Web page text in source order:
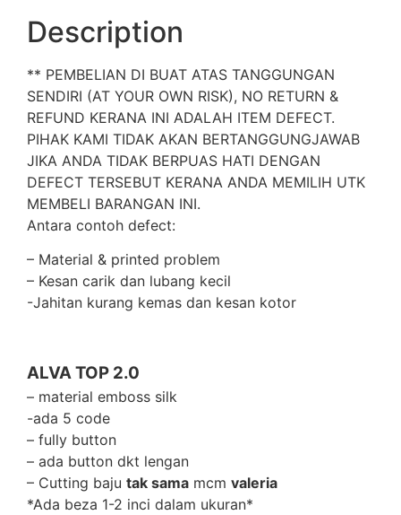
Description
** PEMBELIAN DI BUAT ATAS TANGGUNGAN
SENDIRI (AT YOUR OWN RISK), NO RETURN &
REFUND KERANA INI ADALAH ITEM DEFECT.
PIHAK KAMI TIDAK AKAN BERTANGGUNGJAWAB
JIKA ANDA TIDAK BERPUAS HATI DENGAN
DEFECT TERSEBUT KERANA ANDA MEMILIH UTK
MEMBELI BARANGAN INI.
Antara contoh defect:
– Material & printed problem
– Kesan carik dan lubang kecil
-Jahitan kurang kemas dan kesan kotor
ALVA TOP 2.0
– material emboss silk
-ada 5 code
– fully button
– ⁠ada button dkt lengan
– Cutting baju tak sama mcm valeria
*Ada beza 1-2 inci dalam ukuran*